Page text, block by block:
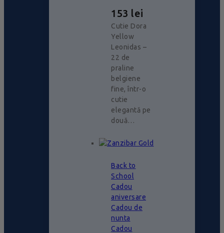
153 lei
Cutie Dora
Yellow
Leonidas –
22 de
praline
belgiene
fine, într-o
cutie
elegantă pe
două…
Back to
School
Cadou
aniversare
Cadou de
nunta
Cadou